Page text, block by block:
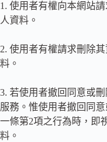
1. 使用者有權向本網站
人資料。
2. 使用者有權請求刪除
料。
3. 若使用者撤回同意或
服務。惟使用者撤回同
一條第2項之行為時，即
料。